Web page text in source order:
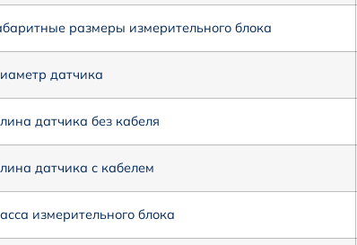
размеры измерительного блока
датчика
датчика без кабеля
датчика с кабелем
измерительного блока